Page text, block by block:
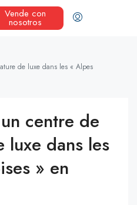
Vende con
nosotros
de luxe dans les « Alpes
centre de
luxe dans les
» en